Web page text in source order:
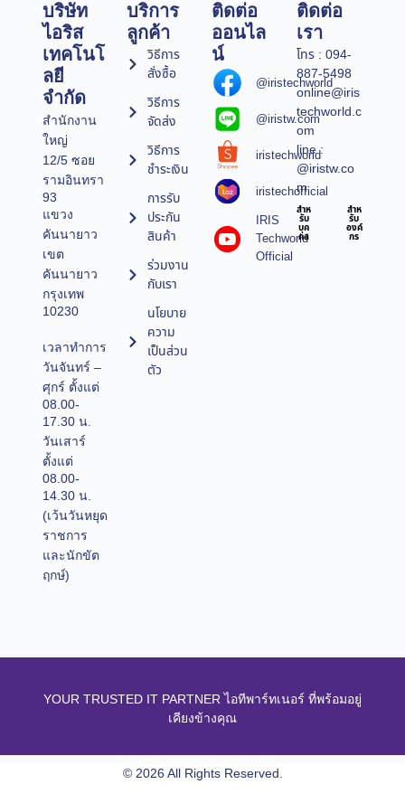
บริษัท
ไอริส
เทคโนโ
ลยี
จำกัด
สำนักงาน
ใหญ่
12/5 ซอย
รามอินทรา
93
แขวง
คันนายาว
เขต
คันนายาว
กรุงเทพ
10230
เวลาทำการ
วันจันทร์ –
ศุกร์ ตั้งแต่
08.00-
17.30 น.
วันเสาร์
ตั้งแต่
08.00-
14.30 น.
(เว้นวันหยุด
ราชการ
และนักขัต
ฤกษ์)
บริการ
ลูกค้า
วิธีการ
สั่งซื้อ
วิธีการ
จัดส่ง
วิธีการ
ชำระเงิน
การรับ
ประกัน
สินค้า
ร่วมงาน
กับเรา
นโยบาย
ความ
เป็นส่วน
ตัว
ติดต่อ
ออนไล
น์
@iristechworld
@iristw.com
iristechworld
iristechofficial
IRIS
Techworld
Official
ติดต่อ
เรา
โทร : 094-
887-5498
online@iris
techworld.c
om
line :
@iristw.co
m
สำห
รับ
บุค
คล
สำห
รับ
องค์
กร
YOUR TRUSTED IT PARTNER ไอทีพาร์ทเนอร์ ที่พร้อมอยู่
เคียงข้างคุณ
© 2026 All Rights Reserved.